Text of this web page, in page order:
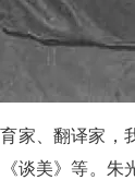
、翻译家，
谈美》等。朱